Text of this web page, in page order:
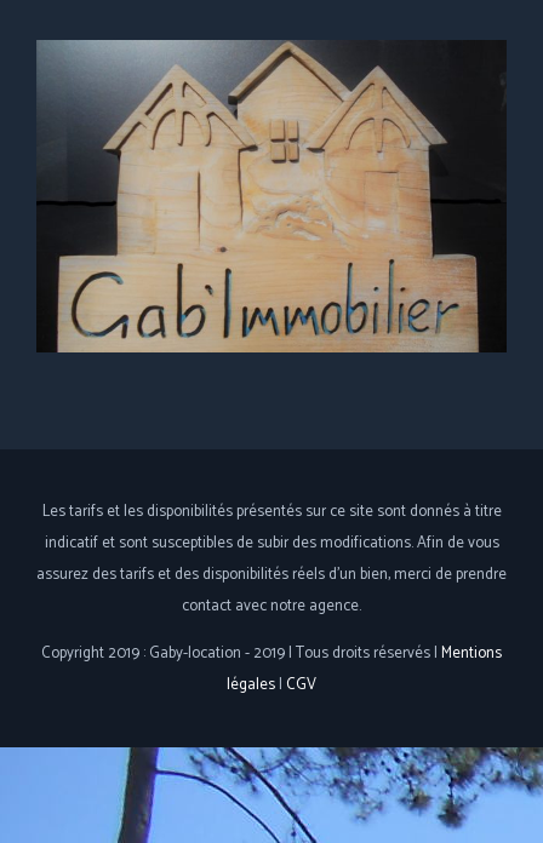
Les tarifs et les disponibilités présentés sur ce site sont donnés à titre
indicatif et sont susceptibles de subir des modifications. Afin de vous
assurez des tarifs et des disponibilités réels d'un bien, merci de prendre
contact avec notre agence.
Copyright 2019 : Gaby-location - 2019 | Tous droits réservés |Mentions
légales| CGV